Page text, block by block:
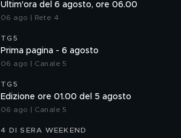
Ultim'ora del 6 agosto, ore 06.00
06 ago | Rete 4
TG5
Prima pagina - 6 agosto
06 ago | Canale 5
TG5
Edizione ore 01.00 del 5 agosto
06 ago | Canale 5
4 DI SERA WEEKEND